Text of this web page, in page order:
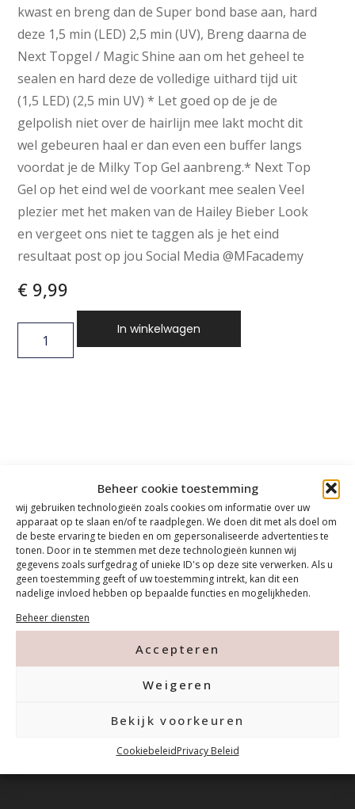
Beheer cookie toestemming
wij gebruiken technologieën zoals cookies om informatie over uw
apparaat op te slaan en/of te raadplegen. We doen dit met als doel om
de beste ervaring te bieden en om gepersonaliseerde advertenties te
tonen. Door in te stemmen met deze technologieën kunnen wij
gegevens zoals surfgedrag of unieke ID's op deze site verwerken. Als u
geen toestemming geeft of uw toestemming intrekt, kan dit een
nadelige invloed hebben op bepaalde functies en mogelijkheden.
Beheer diensten
Accepteren
Weigeren
Bekijk voorkeuren
CookiebeleidPrivacy Beleid
kwast en breng dan de Super bond base aan, hard
deze 1,5 min (LED) 2,5 min (UV), Breng daarna de
Next Topgel / Magic Shine aan om het geheel te
sealen en hard deze de volledige uithard tijd uit
(1,5 LED) (2,5 min UV) * Let goed op de je de
gelpolish niet over de hairlijn mee lakt mocht dit
wel gebeuren haal er dan even een buffer langs
voordat je de Milky Top Gel aanbreng.* Next Top
Gel op het eind wel de voorkant mee sealen Veel
plezier met het maken van de Hailey Bieber Look
en vergeet ons niet te taggen als je het eind
resultaat post op jou Social Media @MFacademy
€ 9,99
In winkelwagen